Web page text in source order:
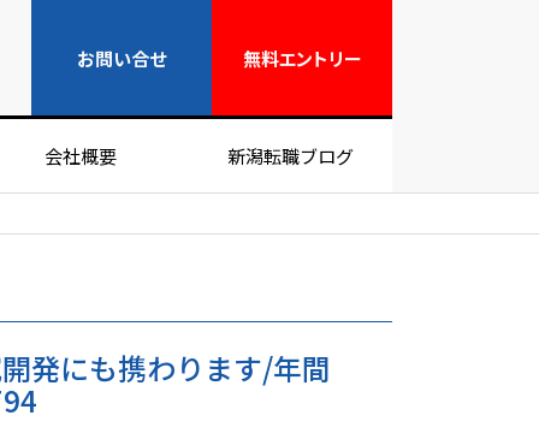
お問い合せ 無料エントリー
会社概要 新潟転職ブログ
発にも携わります/年間